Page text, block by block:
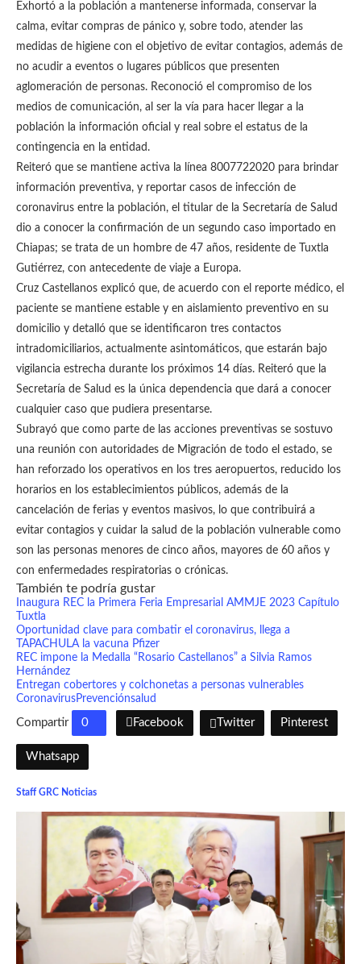
Exhortó a la población a mantenerse informada, conservar la
calma, evitar compras de pánico y, sobre todo, atender las
medidas de higiene con el objetivo de evitar contagios, además de
no acudir a eventos o lugares públicos que presenten
aglomeración de personas. Reconoció el compromiso de los
medios de comunicación, al ser la vía para hacer llegar a la
población la información oficial y real sobre el estatus de la
contingencia en la entidad.
Reiteró que se mantiene activa la línea 8007722020 para brindar
información preventiva, y reportar casos de infección de
coronavirus entre la población, el titular de la Secretaría de Salud
dio a conocer la confirmación de un segundo caso importado en
Chiapas; se trata de un hombre de 47 años, residente de Tuxtla
Gutiérrez, con antecedente de viaje a Europa.
Cruz Castellanos explicó que, de acuerdo con el reporte médico, el
paciente se mantiene estable y en aislamiento preventivo en su
domicilio y detalló que se identificaron tres contactos
intradomiciliarios, actualmente asintomáticos, que estarán bajo
vigilancia estrecha durante los próximos 14 días. Reiteró que la
Secretaría de Salud es la única dependencia que dará a conocer
cualquier caso que pudiera presentarse.
Subrayó que como parte de las acciones preventivas se sostuvo
una reunión con autoridades de Migración de todo el estado, se
han reforzado los operativos en los tres aeropuertos, reducido los
horarios en los establecimientos públicos, además de la
cancelación de ferias y eventos masivos, lo que contribuirá a
evitar contagios y cuidar la salud de la población vulnerable como
son las personas menores de cinco años, mayores de 60 años y
con enfermedades respiratorias o crónicas.
También te podría gustar
Inaugura REC la Primera Feria Empresarial AMMJE 2023 Capítulo
Tuxtla
Oportunidad clave para combatir el coronavirus, llega a
TAPACHULA la vacuna Pfizer
REC impone la Medalla “Rosario Castellanos” a Silvia Ramos
Hernández
Entregan cobertores y colchonetas a personas vulnerables
CoronavirusPrevenciónsalud
Compartir 0 Facebook Twitter Pinterest
Whatsapp
Staff GRC Noticias